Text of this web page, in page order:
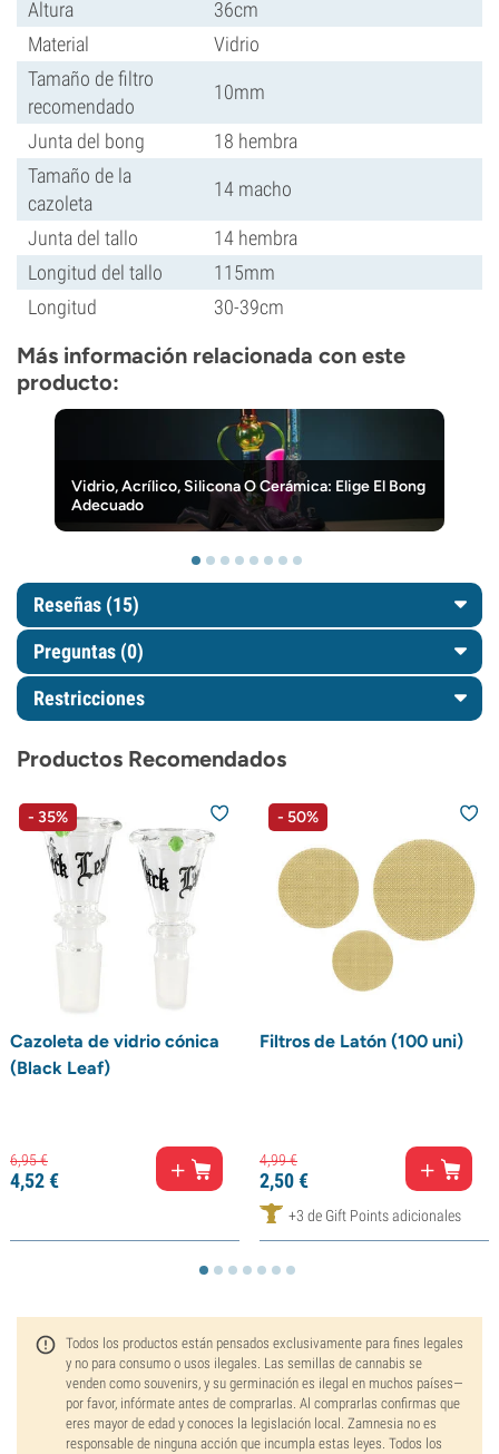
Altura
36cm
Material
Vidrio
Tamaño de filtro
recomendado
10mm
Junta del bong
18 hembra
Tamaño de la
cazoleta
14 macho
Junta del tallo
14 hembra
Longitud del tallo
115mm
Longitud
30-39cm
Más información relacionada con este
producto:
Vidrio, Acrílico, Silicona O Cerámica: Elige El Bong
Adecuado
Reseñas (15)
Preguntas (0)
Restricciones
Productos Recomendados
- 35%
Cazoleta de vidrio cónica
(Black Leaf)
6,95€
4,52€
- 50%
Filtros de Latón (100 uni)
4,99€
2,50€
+3 de Gift Points adicionales
Todos los productos están pensados exclusivamente para fines legales
y no para consumo o usos ilegales. Las semillas de cannabis se
venden como souvenirs, y su germinación es ilegal en muchos países—
por favor, infórmate antes de comprarlas. Al comprarlas confirmas que
eres mayor de edad y conoces la legislación local. Zamnesia no es
responsable de ninguna acción que incumpla estas leyes. Todos los